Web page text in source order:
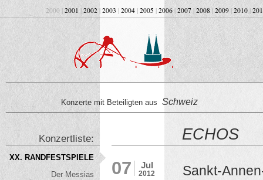
2000 | 2001 | 2002 | 2003 | 2004 | 2005 | 2006| 2007 | 2008 | 2009 | 2010|
Konzerte mit Beteiligten aus Schweiz
ECHOS
Jul
2012
07 Sankt-
Konzertliste:
XX. RANDFESTSPIELE
Der Messias